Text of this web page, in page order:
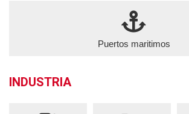
Puertos maritimos
INDUSTRIA